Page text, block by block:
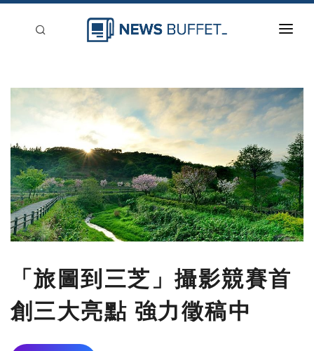
新聞稿分類
刊登
「旅圖到三芝」攝影競賽首
創三大亮點 強力徵稿中